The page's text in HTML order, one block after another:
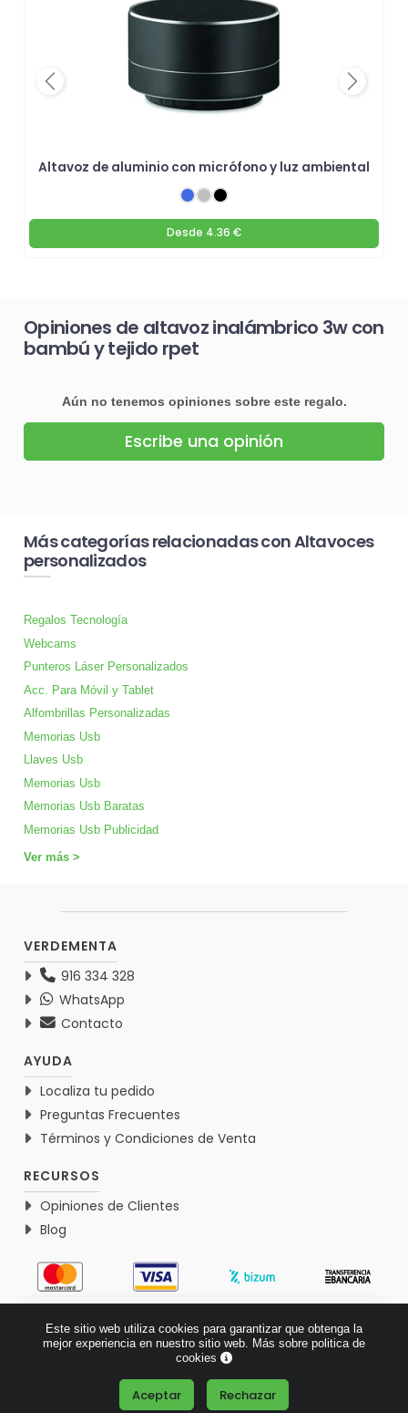
Altavoz de aluminio con micrófono y luz ambiental
Desde 4.36 €
Previous Next
Opiniones de altavoz inalámbrico 3w con
bambú y tejido rpet
Aún no tenemos opiniones sobre este regalo.
Escribe una opinión
Más categorías relacionadas con Altavoces
personalizados
Regalos Tecnología
Webcams
Punteros Láser Personalizados
Acc. Para Móvil y Tablet
Alfombrillas Personalizadas
Memorias Usb
Llaves Usb
Memorias Usb
Memorias Usb Baratas
Memorias Usb Publicidad
Ver más >
VERDEMENTA
916 334 328
WhatsApp
Contacto
AYUDA
Localiza tu pedido
Preguntas Frecuentes
Términos y Condiciones de Venta
RECURSOS
Opiniones de Clientes
Blog
Basado en 1767 opiniones >
Este sitio web utiliza cookies para garantizar que obtenga la
mejor experiencia en nuestro sitio web. Más sobre politica de
cookies
Aceptar Rechazar